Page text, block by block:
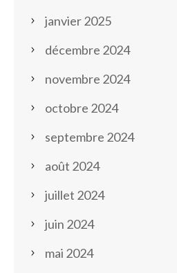
janvier 2025
décembre 2024
novembre 2024
octobre 2024
septembre 2024
août 2024
juillet 2024
juin 2024
mai 2024